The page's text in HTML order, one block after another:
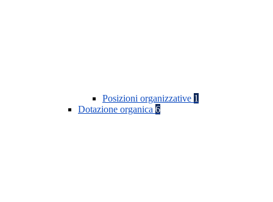
Posizioni organizzative 1
Dotazione organica 6